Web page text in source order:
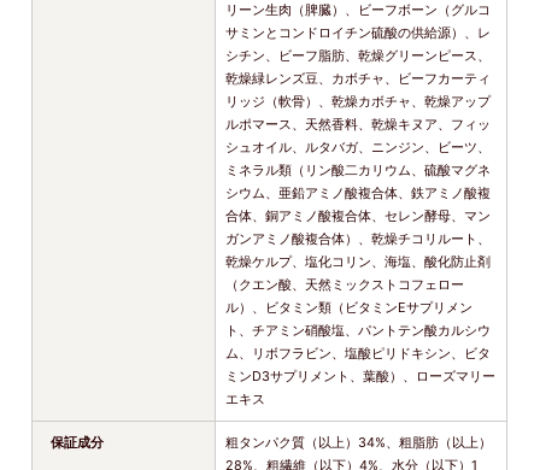
リーン生肉（脾臓）、ビーフボーン（グルコ
サミンとコンドロイチン硫酸の供給源）、レ
シチン、ビーフ脂肪、乾燥グリーンピース、
乾燥緑レンズ豆、カボチャ、ビーフカーティ
リッジ（軟骨）、乾燥カボチャ、乾燥アップ
ルポマース、天然香料、乾燥キヌア、フィッ
シュオイル、ルタバガ、ニンジン、ビーツ、
ミネラル類（リン酸二カリウム、硫酸マグネ
シウム、亜鉛アミノ酸複合体、鉄アミノ酸複
合体、銅アミノ酸複合体、セレン酵母、マン
ガンアミノ酸複合体）、乾燥チコリルート、
乾燥ケルプ、塩化コリン、海塩、酸化防止剤
（クエン酸、天然ミックストコフェロー
ル）、ビタミン類（ビタミンEサプリメン
ト、チアミン硝酸塩、パントテン酸カルシウ
ム、リボフラビン、塩酸ピリドキシン、ビタ
ミンD3サプリメント、葉酸）、ローズマリー
エキス
保証成分
粗タンパク質（以上）34%、粗脂肪（以上）
28%、粗繊維（以下）4%、水分（以下）1